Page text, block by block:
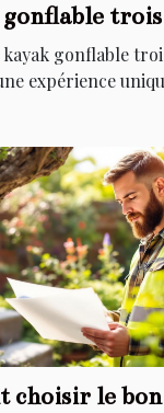
trois
gonflable
expérience
choisir le